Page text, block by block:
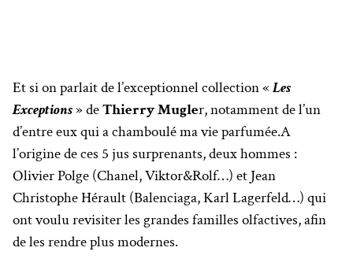
Et si on parlait de l’exceptionnel collection «Les
Exceptions» deThierry Mugler, notamment de l’un
d’entre eux qui a chamboulé ma vie parfumée.A
l’origine de ces 5 jus surprenants, deux hommes :
Olivier Polge (Chanel, Viktor&Rolf…) et Jean
Christophe Hérault (Balenciaga, Karl Lagerfeld…) qui
ont voulu revisiter les grandes familles olfactives, afin
de les rendre plus modernes.